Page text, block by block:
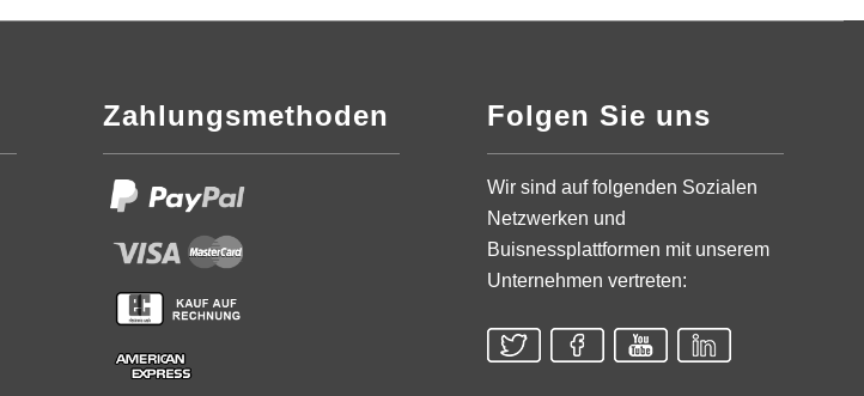
Zahlungsmethoden Folgen Sie uns
Wir sind auf folgenden Sozialen
Netzwerken und
Buisnessplattformen mit unserem
Unternehmen vertreten: